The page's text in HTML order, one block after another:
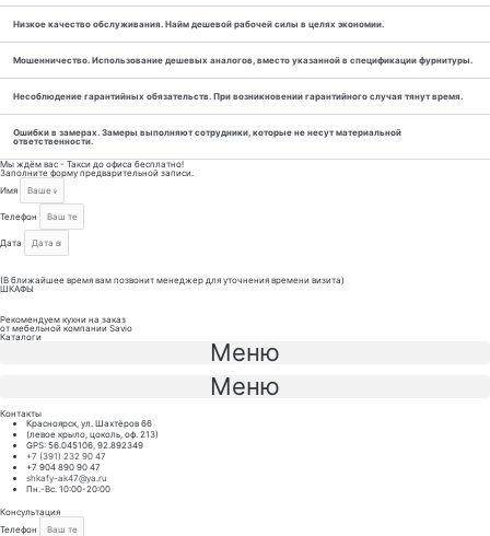
Низкое качество обслуживания. Найм дешевой рабочей силы в целях экономии.
Мошенничество. Использование дешевых аналогов, вместо указанной в спецификации фурнитуры.
Несоблюдение гарантийных обязательств. При возникновении гарантийного случая тянут время.
Ошибки в замерах. Замеры выполняют сотрудники, которые не несут материальной
ответственности.
Мы ждём вас - Такси до офиса бесплатно!
Заполните форму предварительной записи.
Имя
Телефон
Дата
(В ближайшее время вам позвонит менеджер для уточнения времени визита)
ШКАФЫ
Рекомендуем кухни на заказ
от мебельной компании Savio
Каталоги
Меню
Меню
Контакты
Красноярск, ул. Шахтёров 66
(левое крыло, цоколь, оф. 213)
GPS: 56.045106, 92.892349
+7 (391) 232 90 47
+7 904 890 90 47
shkafy-ak47@ya.ru
Пн.-Вс. 10:00-20:00
Консультация
Телефон